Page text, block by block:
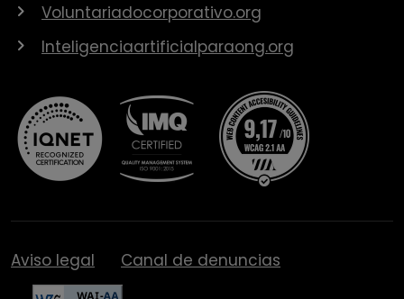
Voluntariadocorporativo.org
Inteligenciaartificialparaong.org
Aviso legal Canal de denuncias